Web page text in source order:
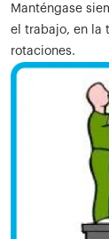
Manténgase
el trabajo, en la
rotaciones.